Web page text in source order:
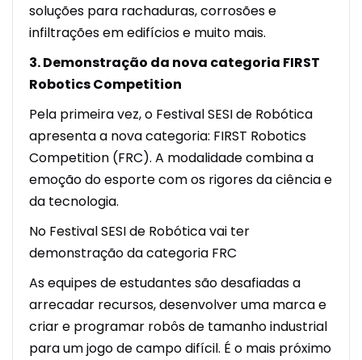
soluções para rachaduras, corrosões e
infiltrações em edifícios e muito mais.
3. Demonstração da nova categoria FIRST
Robotics Competition
Pela primeira vez, o Festival SESI de Robótica
apresenta a nova categoria: FIRST Robotics
Competition (FRC). A modalidade combina a
emoção do esporte com os rigores da ciência e
da tecnologia.
No Festival SESI de Robótica vai ter
demonstração da categoria FRC
As equipes de estudantes são desafiadas a
arrecadar recursos, desenvolver uma marca e
criar e programar robôs de tamanho industrial
para um jogo de campo difícil. É o mais próximo